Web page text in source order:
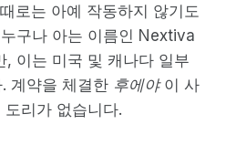
로는 아예 작동하지 않기도
구나 아는 이름인 Nextiva
, 이는 미국 및 캐나다 일부
계약을 체결한 후에야이 사
리가 없습니다.